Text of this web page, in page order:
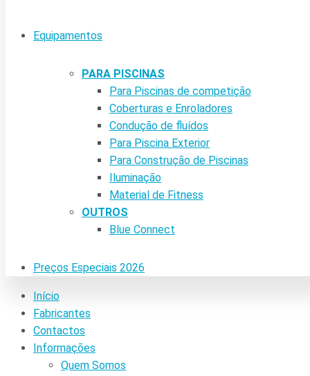
Equipamentos
PARA PISCINAS
Para Piscinas de competição
Coberturas e Enroladores
Condução de fluídos
Para Piscina Exterior
Para Construção de Piscinas
Iluminação
Material de Fitness
OUTROS
Blue Connect
Preços Especiais 2026
Início
Fabricantes
Contactos
Informações
Quem Somos